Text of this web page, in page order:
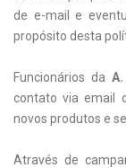
de e-mail e
propósito desta
Funcionários da
contato via email
novos produtos e
Através de